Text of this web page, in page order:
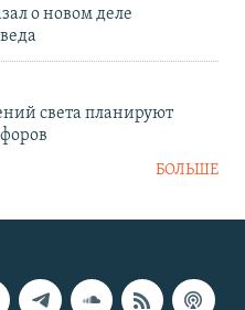
о новом деле
света планируют
БОЛЬШЕ